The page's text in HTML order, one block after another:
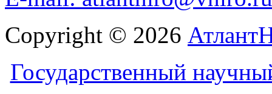
Copyright © 2026
Государственный